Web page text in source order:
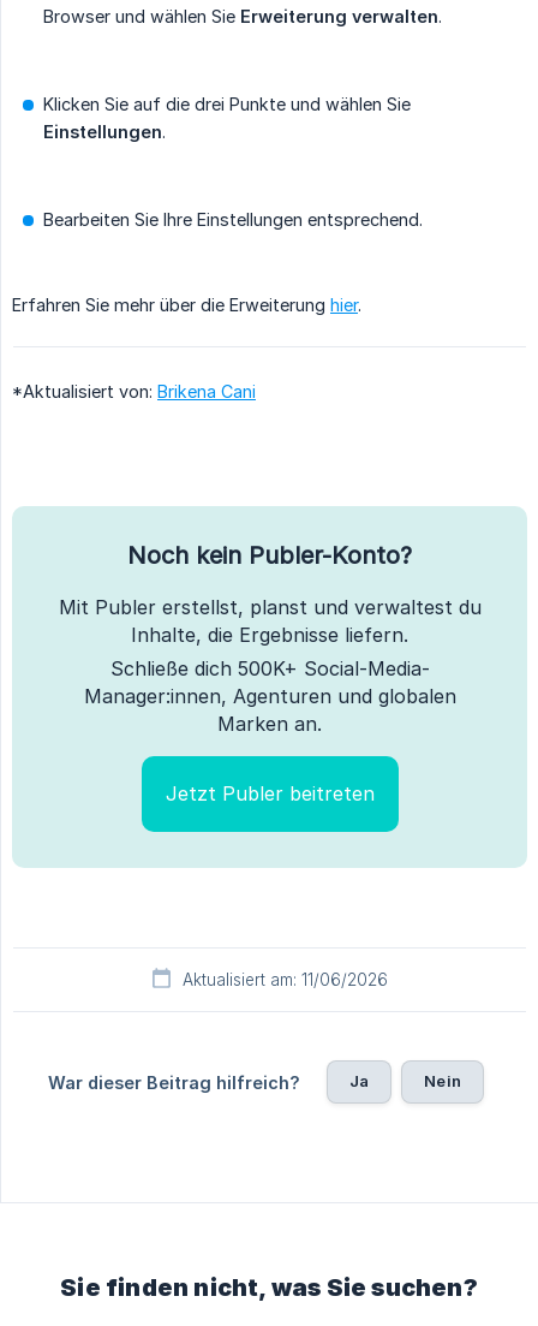
Browser und wählen Sie Erweiterung verwalten.
Klicken Sie auf die drei Punkte und wählen Sie
Einstellungen.
Bearbeiten Sie Ihre Einstellungen entsprechend.
Erfahren Sie mehr über die Erweiterung hier.
*Aktualisiert von: Brikena Cani
Noch kein Publer-Konto?
Mit Publer erstellst, planst und verwaltest du
Inhalte, die Ergebnisse liefern.
Schließe dich 500K+ Social-Media-
Manager:innen, Agenturen und globalen
Marken an.
Jetzt Publer beitreten
Aktualisiert am: 11/06/2026
War dieser Beitrag hilfreich? Ja Nein
Sie finden nicht, was Sie suchen?